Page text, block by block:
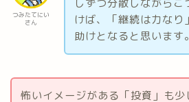
つみたてにい
さん
しずつ分散しながら
けば、「継続は力なり
助けとなると思います。
怖いイメージがある「投資」も少